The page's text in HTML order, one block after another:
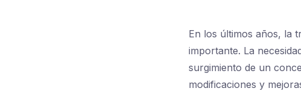
En los últimos años, la
importante. La
surgimiento de un
modificaciones y